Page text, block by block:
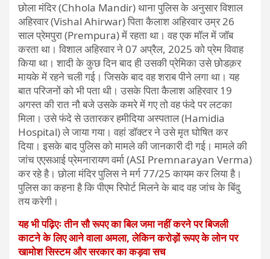
छोला मंदिर (Chhola Mandir) थाना पुलिस के अनुसार विशाल
अहिरवार (Vishal Ahirwar) पिता कैलाश अहिरवार उम्र 26
साल प्रेमपुरा (Prempura) में रहता था। वह एक मॉल में जॉब
करता था। विशाल अहिरवार ने 07 अप्रैल, 2025 को प्रेम विवाह
किया था। शादी के कुछ दिन बाद ही उसकी प्रेमिका उसे छोडक़र
मायके में रहने चली गई। जिसके बाद वह शराब पीने लगा था। यह
बात परिजनों को भी पता थी। उसके पिता कैलाश अहिरवार 19
अगस्त की रात नौ बजे उसके कमरे में गए तो वह फंदे पर लटका
मिला। उसे फंदे से उतारकर हमीदिया अस्पताल (Hamidia
Hospital) ले जाया गया। वहां डॉक्टर ने उसे मृत घोषित कर
दिया। इसके बाद पुलिस को मामले की जानकारी दी गई। मामले की
जांच एएसआई प्रेमनारायण वर्मा (ASI Premnarayan Verma)
कर रहे है। छोला मंदिर पुलिस ने मर्ग 77/25 कायम कर लिया है।
पुलिस का कहना है कि पीएम रिपोर्ट मिलने के बाद वह जांच के बिंदु
तय करेगी।
यह भी पढ़िएः तीन सौ रूपए का बिल जमा नहीं करने पर बिजली
काटने के लिए आने वाला अमला, लेकिन करोड़ों रूपए के लोन पर
खामोश सिस्टम और सरकार का कड़वा सच